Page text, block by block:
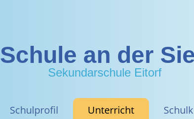
Schule an der
Sekundarschule Eitorf
Schulprofil Unterricht